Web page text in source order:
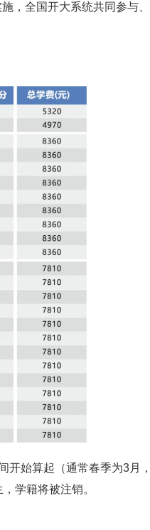
，全国开大系统共同参与、
开始算起（通常春季为3月，
学籍将被注销。